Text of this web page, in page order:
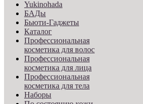
Yukinohada
БАДы
Бьюти-Гаджеты
Каталог
Профессиональная
косметика для волос
Профессиональная
косметика для лица
Профессиональная
косметика для тела
Наборы